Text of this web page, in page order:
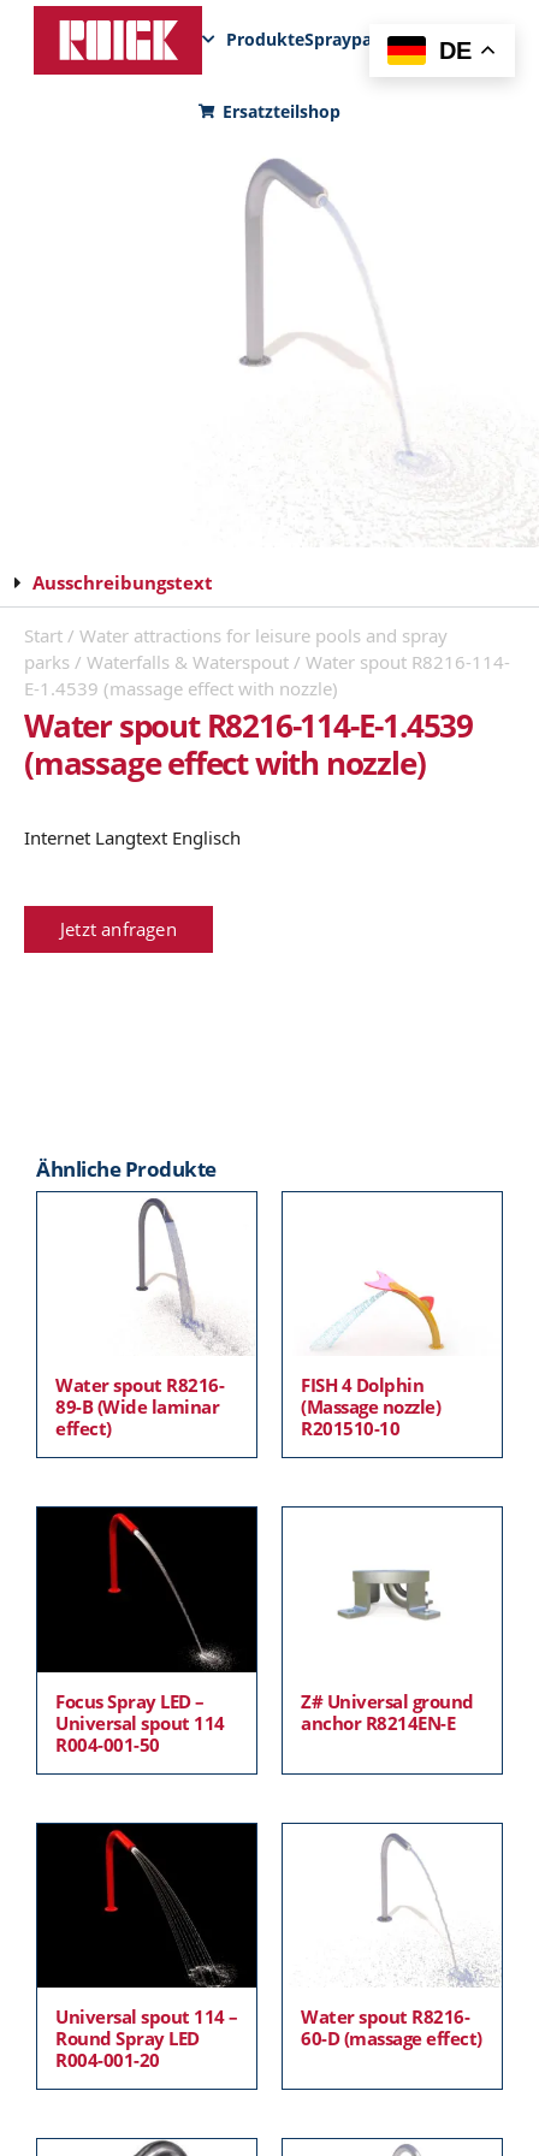
ProdukteSprayparksFunPadNews
Ersatzteilshop
Ausschreibungstext
Start / Water attractions for leisure pools and spray
parks / Waterfalls & Waterspout / Water spout R8216-114-
E-1.4539 (massage effect with nozzle)
Water spout R8216-114-E-1.4539
(massage effect with nozzle)
Internet Langtext Englisch
Jetzt anfragen
Ähnliche Produkte
Water spout R8216-
89-B (Wide laminar
effect)
FISH 4 Dolphin
(Massage nozzle)
R201510-10
Focus Spray LED –
Universal spout 114
R004-001-50
Z# Universal ground
anchor R8214EN-E
Universal spout 114 –
Round Spray LED
R004-001-20
Water spout R8216-
60-D (massage effect)
DE